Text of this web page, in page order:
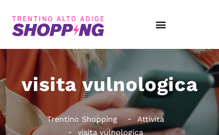
visita vulnologica
Trentino Shopping
Attività
visita vulnologica